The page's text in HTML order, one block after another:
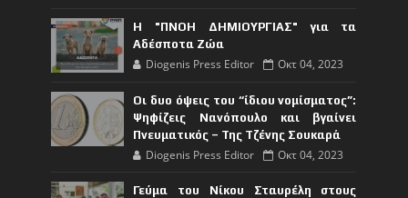
Η "ΠΝΟΗ ΔΗΜΙΟΥΡΓΙΑΣ" για τα
Αδέσποτα Ζώα
Diogenis Press Editor Οκτ 04, 2023
Οι δυο όψεις του “ίδιου νομίσματος”:
Ψηφίζεις Νανόπουλο και βγαίνει
Πνευματικός – Της Τζένης Σουκαρά
Diogenis Press Editor Οκτ 04, 2023
Γεύμα του Νίκου Σταυρέλη στους